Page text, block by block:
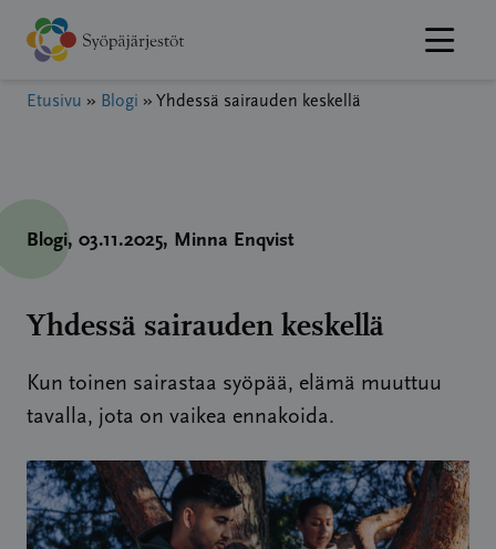
Hyppää
sisältöön
Etusivu » Blogi » Yhdessä sairauden keskellä
Blogi, 03.11.2025, Minna Enqvist
Yhdessä sairauden keskellä
Kun toinen sairastaa syöpää, elämä muuttuu
tavalla, jota on vaikea ennakoida.